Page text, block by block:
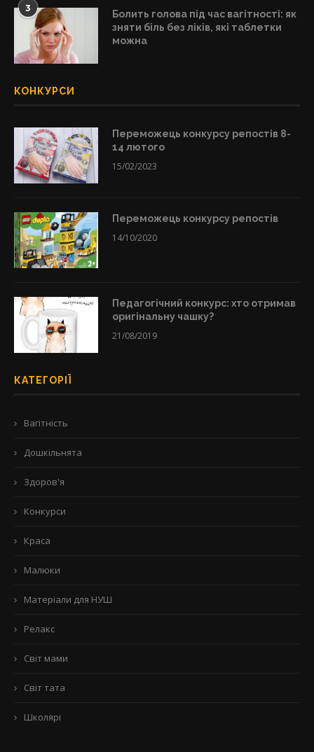
3
Болить голова під час вагітності: як
зняти біль без ліків, які таблетки
можна
КОНКУРСИ
Переможець конкурсу репостів 8-
14 лютого
15/02/2023
Переможець конкурсу репостів
14/10/2020
Педагогічний конкурс: хто отримав
оригінальну чашку?
21/08/2019
КАТЕГОРІЇ
Вагітність
Дошкільнята
Здоров'я
Конкурси
Краса
Малюки
Матеріали для НУШ
Релакс
Світ мами
Світ тата
Школярі